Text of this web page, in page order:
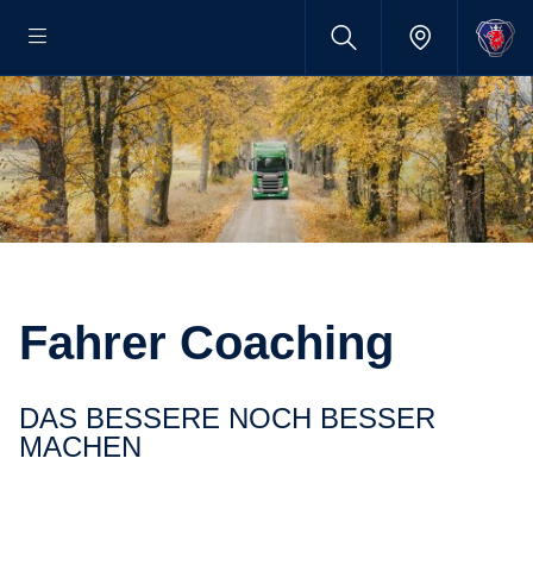
Fahrer Coaching
DAS BESSERE NOCH BESSER
MACHEN